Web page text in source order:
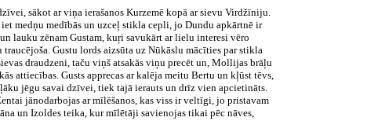
sākot ar viņa ierašanos Kurzemē kopā ar sievu Virdžīniju.
medņu medībās un uzceļ stikla cepli, jo Dundu apkārtnē ir
lauku zēnam Gustam, kuŗi savukārt ar lielu interesi vēro
Gustu lords aizsūta uz Nūkāslu mācīties par stikla
draudzeni, taču viņš atsakās viņu precēt un, Mollijas brāļu
attiecības. Gusts apprecas ar kalēja meitu Bertu un kļūst tēvs,
jēgu savai dzīvei, tiek tajā ierauts un drīz vien apcietināts.
jānodarbojas ar mīlēšanos, kas viss ir veltīgi, jo pristavam
un Izoldes teika, kur mīlētāji savienojas tikai pēc nāves,